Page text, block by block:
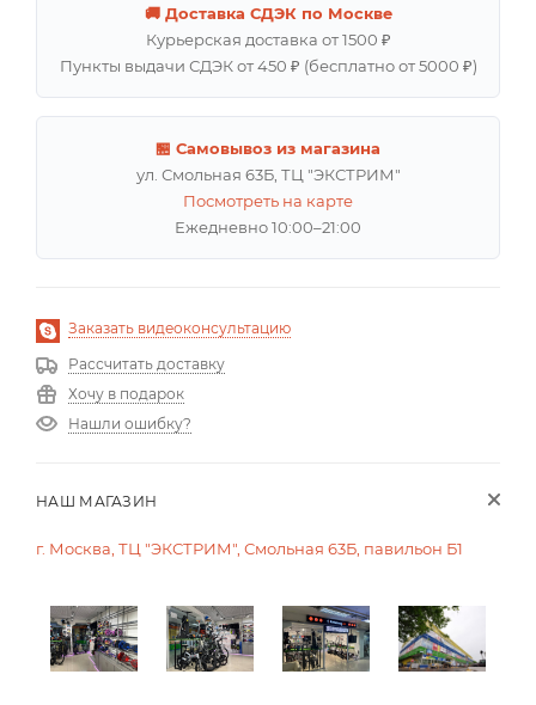
🚚 Доставка СДЭК по Москве
Курьерская доставка от 1500 ₽
Пункты выдачи СДЭК от 450 ₽ (бесплатно от 5000 ₽)
🏪 Самовывоз из магазина
ул. Смольная 63Б, ТЦ "ЭКСТРИМ"
Посмотреть на карте
Ежедневно 10:00–21:00
Заказать видеоконсультацию
Рассчитать доставку
Хочу в подарок
Нашли ошибку?
НАШ МАГАЗИН
г. Москва, ТЦ "ЭКСТРИМ", Смольная 63Б, павильон Б1